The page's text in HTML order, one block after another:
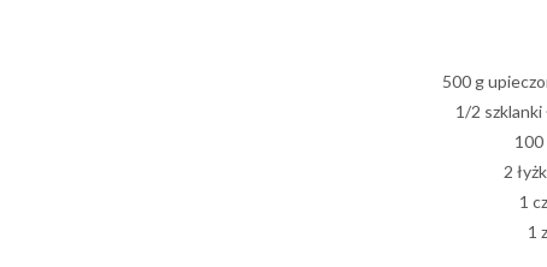
500 g
1/2 szklanki
100
2
1
1